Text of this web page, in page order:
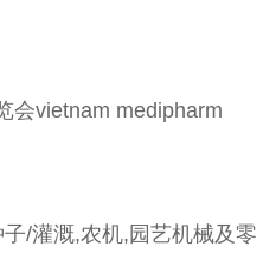
会vietnam medipharm
/灌溉,农机,园艺机械及零